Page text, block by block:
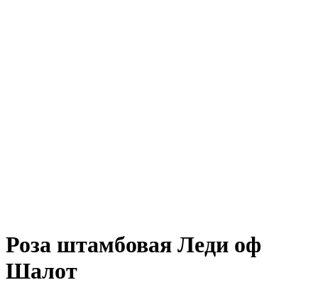
Роза штамбовая Леди оф
Шалот